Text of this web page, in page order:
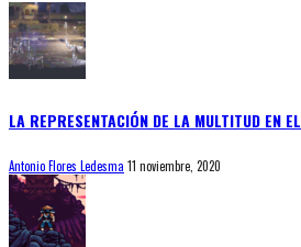
LA REPRESENTACIÓN DE LA MULTITUD EN
Antonio Flores Ledesma 11 noviembre, 2020